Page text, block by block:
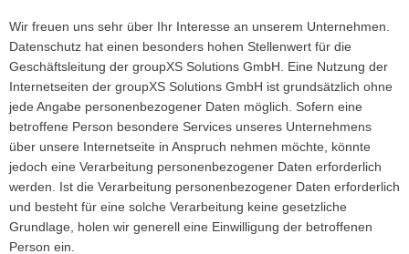
Wir freuen uns sehr über Ihr Interesse an unserem Unternehmen.
Datenschutz hat einen besonders hohen Stellenwert für die
Geschäftsleitung der groupXS Solutions GmbH. Eine Nutzung der
Internetseiten der groupXS Solutions GmbH ist grundsätzlich ohne
jede Angabe personenbezogener Daten möglich. Sofern eine
betroffene Person besondere Services unseres Unternehmens
über unsere Internetseite in Anspruch nehmen möchte, könnte
jedoch eine Verarbeitung personenbezogener Daten erforderlich
werden. Ist die Verarbeitung personenbezogener Daten erforderlich
und besteht für eine solche Verarbeitung keine gesetzliche
Grundlage, holen wir generell eine Einwilligung der betroffenen
Person ein.